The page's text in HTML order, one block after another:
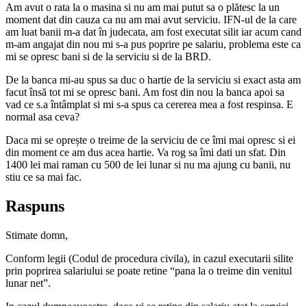
Am avut o rata la o masina si nu am mai putut sa o plătesc la un
moment dat din cauza ca nu am mai avut serviciu. IFN-ul de la care
am luat banii m-a dat în judecata, am fost executat silit iar acum cand
m-am angajat din nou mi s-a pus poprire pe salariu, problema este ca
mi se opresc bani si de la serviciu si de la BRD.
De la banca mi-au spus sa duc o hartie de la serviciu si exact asta am
facut însă tot mi se opresc bani. Am fost din nou la banca apoi sa
vad ce s.a întâmplat si mi s-a spus ca cererea mea a fost respinsa. E
normal asa ceva?
Daca mi se oprește o treime de la serviciu de ce îmi mai opresc si ei
din moment ce am dus acea hartie. Va rog sa îmi dati un sfat. Din
1400 lei mai raman cu 500 de lei lunar si nu ma ajung cu banii, nu
stiu ce sa mai fac.
Raspuns
Stimate domn,
Conform legii (Codul de procedura civila), in cazul executarii silite
prin poprirea salariului se poate retine “pana la o treime din venitul
lunar net”.